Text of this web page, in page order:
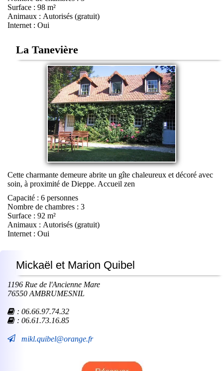
Surface : 98 m²
Animaux : Autorisés (gratuit)
Internet : Oui
La Tanevière
Cette charmante demeure abrite un gîte chaleureux et décoré avec
soin, à proximité de Dieppe. Accueil zen
Capacité : 6 personnes
Nombre de chambres : 3
Surface : 92 m²
Animaux : Autorisés (gratuit)
Internet : Oui
Mickaël et Marion Quibel
1196 Rue de l'Ancienne Mare
76550 AMBRUMESNIL
: 06.66.97.74.32
: 06.61.73.16.85
mikl.quibel@orange.fr